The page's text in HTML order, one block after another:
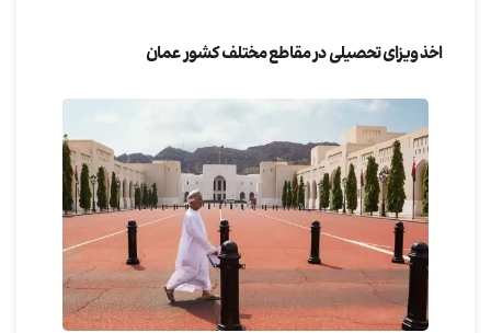
اخذ ویزای تحصیلی در مقاطع مختلف کشور عمان